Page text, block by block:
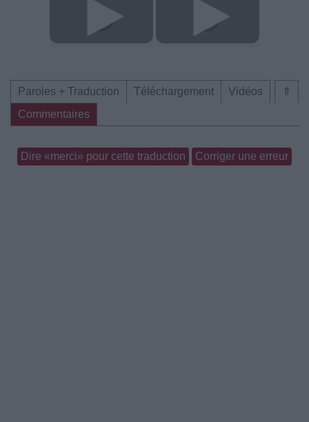
⇑
Paroles + Traduction Téléchargement
Vidéos
Commentaires
Dire «merci» pour cette traduction Corriger une erreur